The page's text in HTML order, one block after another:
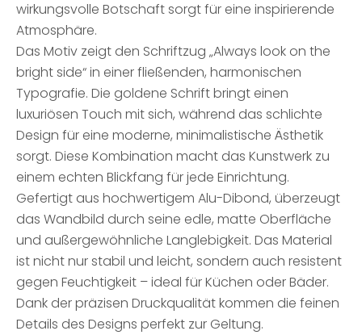
wirkungsvolle Botschaft sorgt für eine inspirierende
Atmosphäre.
Das Motiv zeigt den Schriftzug „Always look on the
bright side“ in einer fließenden, harmonischen
Typografie. Die goldene Schrift bringt einen
luxuriösen Touch mit sich, während das schlichte
Design für eine moderne, minimalistische Ästhetik
sorgt. Diese Kombination macht das Kunstwerk zu
einem echten Blickfang für jede Einrichtung.
Gefertigt aus hochwertigem Alu-Dibond, überzeugt
das Wandbild durch seine edle, matte Oberfläche
und außergewöhnliche Langlebigkeit. Das Material
ist nicht nur stabil und leicht, sondern auch resistent
gegen Feuchtigkeit – ideal für Küchen oder Bäder.
Dank der präzisen Druckqualität kommen die feinen
Details des Designs perfekt zur Geltung.